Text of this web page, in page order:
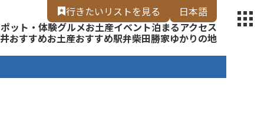
福いろ】
行きたいリストを見る
日本語
English
ット・体験グルメお土産イベント泊まるアクセス
おすすめお土産おすすめ駅弁柴田勝家ゆかりの地